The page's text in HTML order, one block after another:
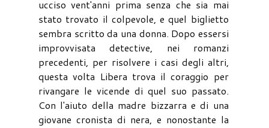
ucciso vent'anni prima senza che sia mai
stato trovato il colpevole, e quel biglietto
sembra scritto da una donna. Dopo essersi
improvvisata detective, nei romanzi
precedenti, per risolvere i casi degli altri,
questa volta Libera trova il coraggio per
rivangare le vicende di quel suo passato.
Con l'aiuto della madre bizzarra e di una
giovane cronista di nera, e nonostante la